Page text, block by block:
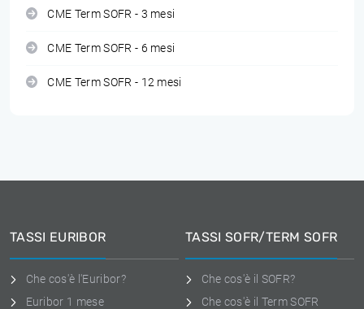
CME Term SOFR - 3 mesi
CME Term SOFR - 6 mesi
CME Term SOFR - 12 mesi
TASSI EURIBOR
Che cos'è l'Euribor?
Euribor 1 mese
TASSI SOFR/TERM SOFR
Che cos'è il SOFR?
Che cos'è il Term SOFR